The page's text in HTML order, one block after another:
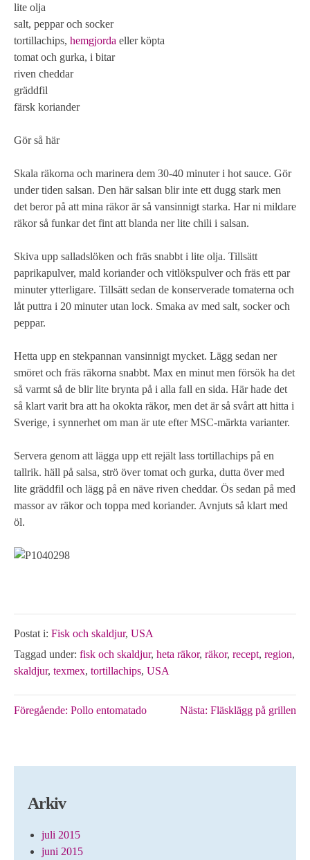
lite olja
salt, peppar och socker
tortillachips, hemgjorda eller köpta
tomat och gurka, i bitar
riven cheddar
gräddfil
färsk koriander
Gör så här
Skala räkorna och marinera dem 30-40 minuter i hot sauce. Gör
under tiden salsan. Den här salsan blir inte ett dugg stark men
det beror på att mina räkor är så vansinnigt starka. Har ni mildare
räkor så funkar det fint att blanda ner lite chili i salsan.
Skiva upp salladslöken och fräs snabbt i lite olja. Tillsätt
paprikapulver, mald koriander och vitlökspulver och fräs ett par
minuter ytterligare. Tillsätt sedan de konserverade tomaterna och
låt puttra i 20 minuter utan lock. Smaka av med salt, socker och
peppar.
Hetta upp en stekpannan vansinnigt mycket. Lägg sedan ner
smöret och fräs räkorna snabbt. Max en minut men försök ha det
så varmt så de blir lite brynta på i alla fall en sida. Här hade det
så klart varit bra att ha okokta räkor, men det är så svårt att hitta i
Sverige, i synnerhet om man är ute efter MSC-märkta varianter.
Servera genom att lägga upp ett rejält lass tortillachips på en
tallrik. häll på salsa, strö över tomat och gurka, dutta över med
lite gräddfil och lägg på en näve riven cheddar. Ös sedan på med
massor av räkor och toppa med koriander. Avnjuts så klart med
öl.
Postat i: Fisk och skaldjur, USA
Taggad under: fisk och skaldjur, heta räkor, räkor, recept, region,
skaldjur, texmex, tortillachips, USA
Inläggsnavigering
Föregående: Pollo entomatado Nästa: Fläsklägg på grillen
Arkiv
juli 2015
juni 2015